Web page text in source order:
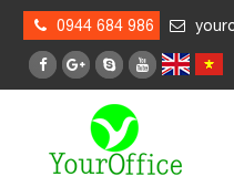
0944 684 986